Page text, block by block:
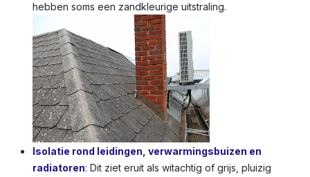
hebben soms een zandkleurige uitstraling.
Isolatie rond leidingen, verwarmingsbuizen en
radiatoren: Dit ziet eruit als witachtig of grijs, pluizig